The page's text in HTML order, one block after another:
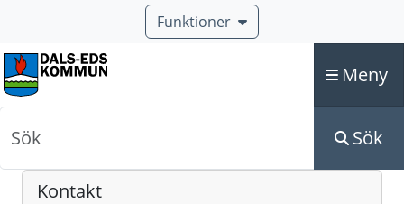
Funktioner
Sök
Meny
Kontakt